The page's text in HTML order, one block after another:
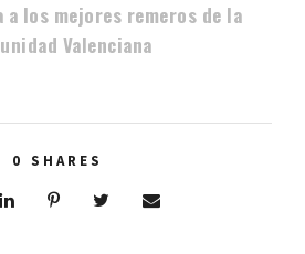
a los mejores remeros de la
Valenciana
0 SHARES